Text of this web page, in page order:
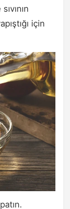
için